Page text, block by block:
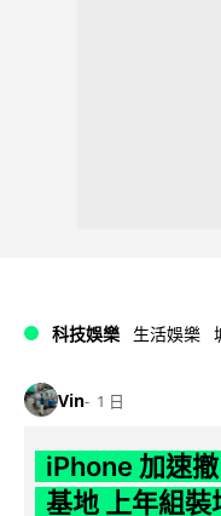
科技娛樂 生活娛樂
Vin 1 日
iPhone 加速
基地 上年組